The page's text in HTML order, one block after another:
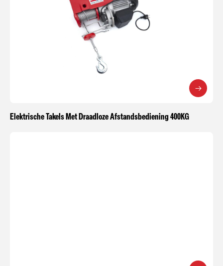
Elektrische Takels Met Draadloze Afstandsbediening 400KG